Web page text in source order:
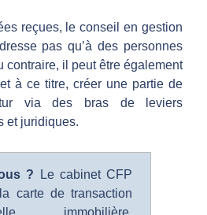
reçues, le conseil en gestion
pas qu’à des personnes
contraire, il peut être également
à ce titre, créer une partie de
via des bras de leviers
et juridiques.
? Le cabinet CFP
carte de transaction